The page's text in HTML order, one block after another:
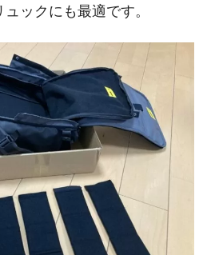
ックにも最適です。